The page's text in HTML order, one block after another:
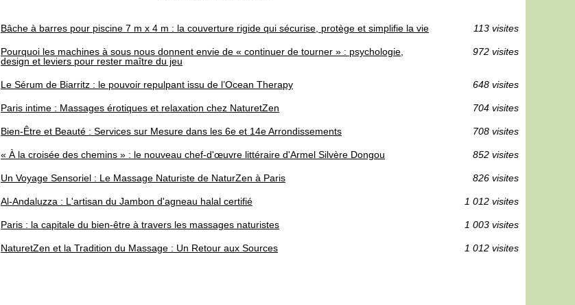
Bâche à barres pour piscine 7 m x 4 m : la couverture rigide qui sécurise, protège et simplifie la vie 113 visites
Pourquoi les machines à sous nous donnent envie de « continuer de tourner » : psychologie,
design et leviers pour rester maître du jeu
972 visites
Le Sérum de Biarritz : le pouvoir repulpant issu de l’Ocean Therapy 648 visites
Paris intime : Massages érotiques et relaxation chez NaturetZen 704 visites
Bien-Être et Beauté : Services sur Mesure dans les 6e et 14e Arrondissements 708 visites
« À la croisée des chemins » : le nouveau chef-d'œuvre littéraire d'Armel Silvère Dongou 852 visites
Un Voyage Sensoriel : Le Massage Naturiste de NaturZen à Paris 826 visites
Al-Andaluzza : L'artisan du Jambon d'agneau halal certifié 1 012 visites
Paris : la capitale du bien-être à travers les massages naturistes 1 003 visites
NaturetZen et la Tradition du Massage : Un Retour aux Sources 1 012 visites